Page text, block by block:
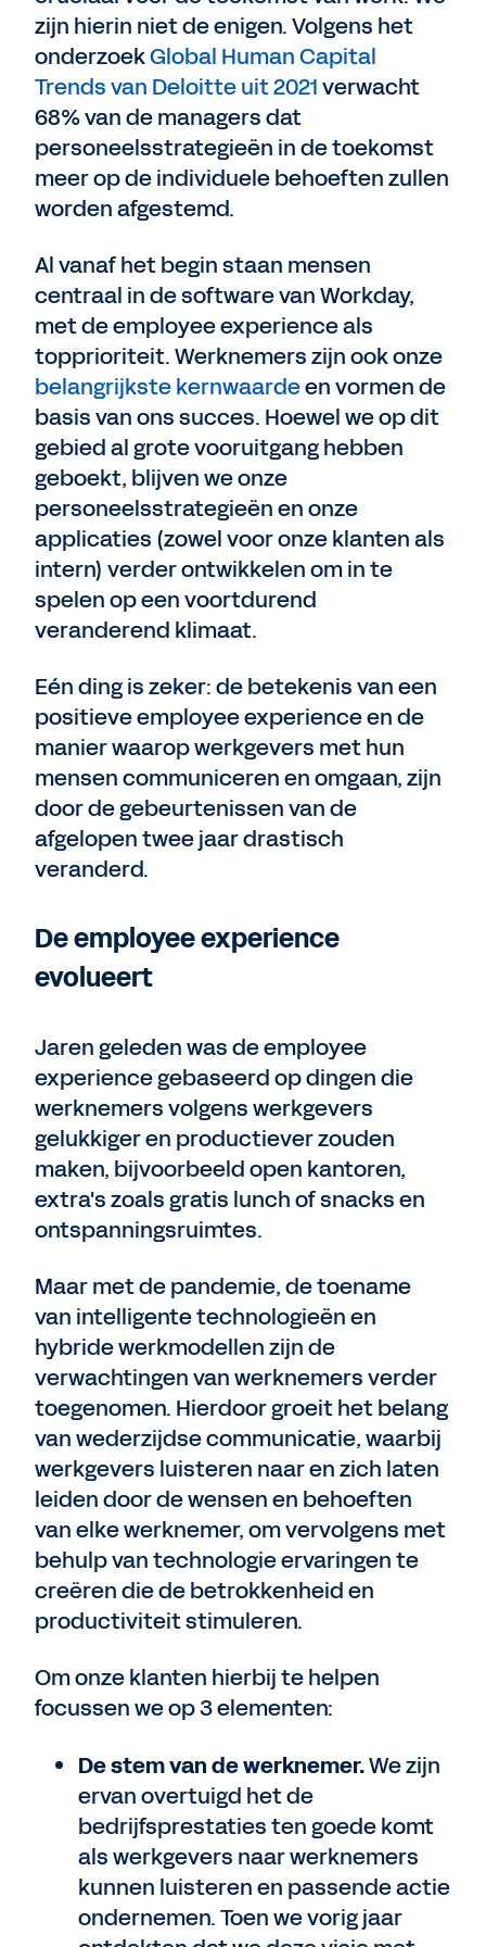
zijn hierin niet de enigen. Volgens het
onderzoekGlobal Human Capital
Trends van Deloitte uit 2021verwacht
68% van de managers dat
personeelsstrategieën in de toekomst
meer op de individuele behoeften zullen
worden afgestemd.
Al vanaf het begin staan mensen
centraal in de software van Workday,
met de employee experience als
topprioriteit. Werknemers zijn ook onze
belangrijkste kernwaardeen vormen de
basis van ons succes. Hoewel we op dit
gebied al grote vooruitgang hebben
geboekt, blijven we onze
personeelsstrategieën en onze
applicaties (zowel voor onze klanten als
intern) verder ontwikkelen om in te
spelen op een voortdurend
veranderend klimaat.
Eén ding is zeker: de betekenis van een
positieve employee experience en de
manier waarop werkgevers met hun
mensen communiceren en omgaan, zijn
door de gebeurtenissen van de
afgelopen twee jaar drastisch
veranderd.
De employee experience
evolueert
Jaren geleden was de employee
experience gebaseerd op dingen die
werknemers volgens werkgevers
gelukkiger en productiever zouden
maken, bijvoorbeeld open kantoren,
extra's zoals gratis lunch of snacks en
ontspanningsruimtes.
Maar met de pandemie, de toename
van intelligente technologieën en
hybride werkmodellen zijn de
verwachtingen van werknemers verder
toegenomen. Hierdoor groeit het belang
van wederzijdse communicatie, waarbij
werkgevers luisteren naar en zich laten
leiden door de wensen en behoeften
van elke werknemer, om vervolgens met
behulp van technologie ervaringen te
creëren die de betrokkenheid en
productiviteit stimuleren.
Om onze klanten hierbij te helpen
focussen we op 3 elementen:
De stem van de werknemer.We zijn
ervan overtuigd het de
bedrijfsprestaties ten goede komt
als werkgevers naar werknemers
kunnen luisteren en passende actie
ondernemen. Toen we vorig jaar